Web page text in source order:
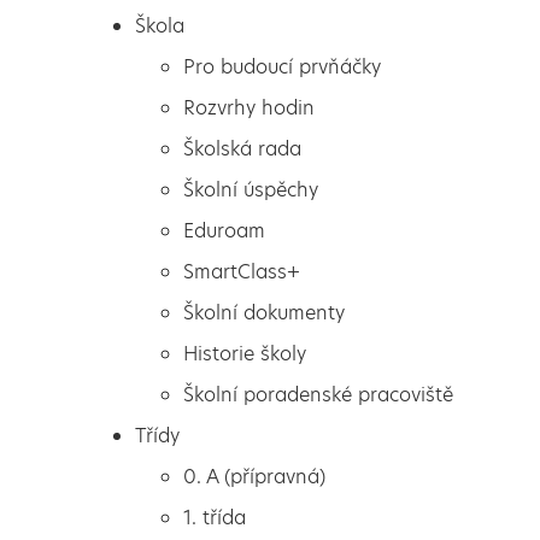
Pro budoucí prvňáčky
Rozvrhy hodin
Školská rada
Škola
Pro budoucí prvňáčky
Rozvrhy hodin
Školská rada
Školní úspěchy
Eduroam
SmartClass+
Školní dokumenty
Historie školy
Školní poradenské pracoviště
Třídy
0. A (přípravná)
1. třída
Říjen má mnoho podob